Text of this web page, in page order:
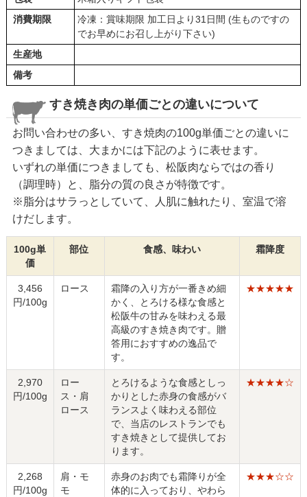
消費期限
冷凍：賞味期限 加工日より31日間 (生ものですの
でお早めにお召し上がり下さい)
生産地
備考
すき焼き肉の単価ごとの違いについて
お問い合わせの多い、すき焼肉の100g単価ごとの違いに
つきましては、大まかには下記のように表せます。
いずれの単価につきましても、松阪肉ならではの香り
（調理時）と、脂分の質の良さが特徴です。
※脂分はサラっとしていて、人肌に触れたり、室温で溶
けだします。
100g単
価
部位 食感、味わい 霜降度
3,456
円/100g
ロース
霜降の入り方が一番きめ細
かく、とろける様な食感と
松阪牛の甘みを味わえる最
高級のすき焼き肉です。贈
答用におすすめの逸品で
す。
★★★★★
2,970
円/100g
ロー
ス・肩
ロース
とろけるような食感としっ
かりとした赤身の食感がバ
ランスよく味わえる部位
で、当店のレストランでも
すき焼きとして提供してお
ります。
★★★★☆
2,268
円/100g
肩・モ
モ
赤身のお肉でも霜降りが全
体的に入っており、やわら
★★★☆☆